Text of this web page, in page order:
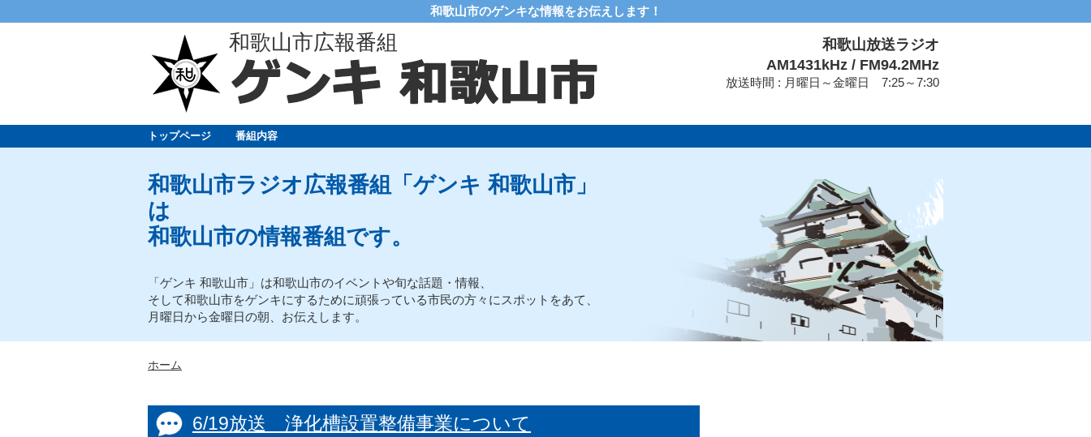
和歌山市のゲンキな情報をお伝えします！
和歌山市広報番組
和歌山放送ラジオ
AM1431kHz / FM94.2MHz
放送時間 : 月曜日～金曜日 7:25～7:30
トップページ 番組内容
和歌山市ラジオ広報番組「ゲンキ 和歌山市」
は
和歌山市の情報番組です。
「ゲンキ 和歌山市」は和歌山市のイベントや旬な話題・情報、
そして和歌山市をゲンキにするために頑張っている市民の方々にスポットをあて、
月曜日から金曜日の朝、お伝えします。
ホーム
6/19放送 浄化槽設置整備事業について